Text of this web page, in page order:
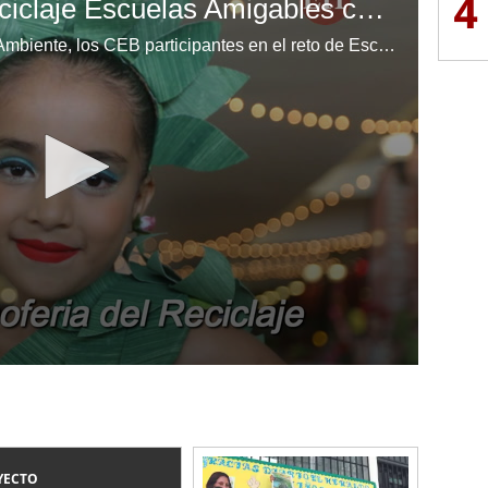
Megaexpoferia de reciclaje Escuelas Amigables con el Ambiente
En el marco del Día Mundial del Ambiente, los CEB participantes en el reto de Escuelas Amigables con el Ambiente mostraron su capacidad.